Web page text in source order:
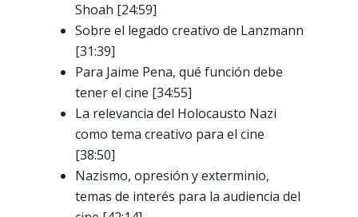
Shoah [24:59]
Sobre el legado creativo de Lanzmann
[31:39]
Para Jaime Pena, qué función debe
tener el cine [34:55]
La relevancia del Holocausto Nazi
como tema creativo para el cine
[38:50]
Nazismo, opresión y exterminio,
temas de interés para la audiencia del